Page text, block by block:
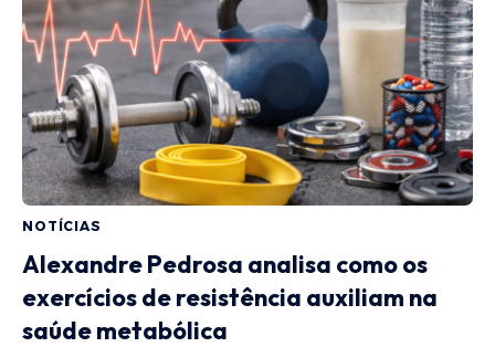
NOTÍCIAS
Alexandre Pedrosa analisa como os
exercícios de resistência auxiliam na
saúde metabólica